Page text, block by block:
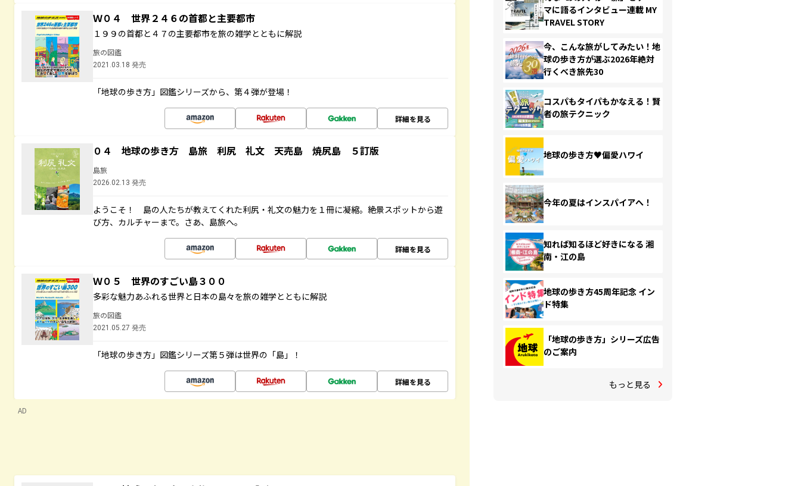
Ｗ０４ 世界２４６の首都と主要都市
１９９の首都と４７の主要都市を旅の雑学とともに解説
旅の図鑑
2021.03.18 発売
「地球の歩き方」図鑑シリーズから、第４弾が登場！
詳細を見る
０４ 地球の歩き方 島旅 利尻 礼文 天売島 焼尻島 ５訂版
島旅
2026.02.13 発売
ようこそ！ 島の人たちが教えてくれた利尻・礼文の魅力を１冊に凝縮。絶景スポットから遊
び方、カルチャーまで。さあ、島旅へ。
詳細を見る
Ｗ０５ 世界のすごい島３００
多彩な魅力あふれる世界と日本の島々を旅の雑学とともに解説
旅の図鑑
2021.05.27 発売
「地球の歩き方」図鑑シリーズ第５弾は世界の「島」！
詳細を見る
AD
マに語るインタビュー連載 MY
TRAVEL STORY
今、こんな旅がしてみたい！地
球の歩き方が選ぶ2026年絶対
行くべき旅先30
コスパもタイパもかなえる！賢
者の旅テクニック
地球の歩き方♥偏愛ハワイ
今年の夏はインスパイアへ！
知れば知るほど好きになる 湘
南・江の島
地球の歩き方45周年記念 イン
ド特集
「地球の歩き方」シリーズ広告
のご案内
もっと見る